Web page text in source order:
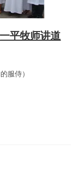
平牧师讲道
服侍）